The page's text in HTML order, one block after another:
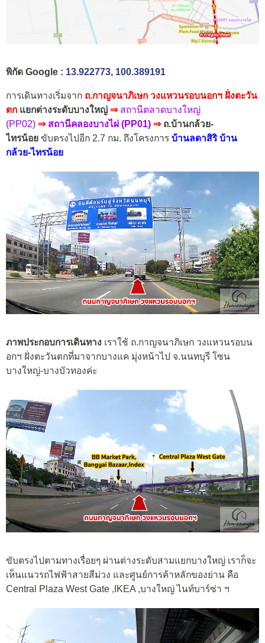
พิกัด Google : 13.922773, 100.389191
การเดินทางเริ่มจาก ถ.กาญจนาภิเษก วงแหวนรอบนอกฯ ฝั่งตะวัน
ตก แยกต่างระดับบางใหญ่ ⇒ สถานีตลาดบางใหญ่
(PP02) ⇒สถานีคลองบางไผ่ (PP01) ⇒ถ.บ้านกล้วย-
ไทรน้อย ขับตรงไปอีก 2.7 กม. ถึงโครงการ บ้านลดาสิริ บ้าน
กล้วย-ไทรน้อย
ภาพประกอบการเดินทาง เราใช้ ถ.กาญจนาภิเษก วงแหวนรอบน
อกฯ ฝั่งตะวันตกที่มาจากบางแค มุ่งหน้าไป จ.นนทบุรี โซน
บางใหญ่-บางบัวทองค่ะ
ขับตรงไปตามทางเรื่อยๆ ผ่านต่างระดับสามแยกบางใหญ่ เราก็จะ
เห็นแนวรถไฟฟ้าสายสีม่วง และศูนย์การค้าหลักของย่าน คือ
Central Plaza West Gate ,IKEA ,บางใหญ่ ไนท์บาร์ซ่า ฯ